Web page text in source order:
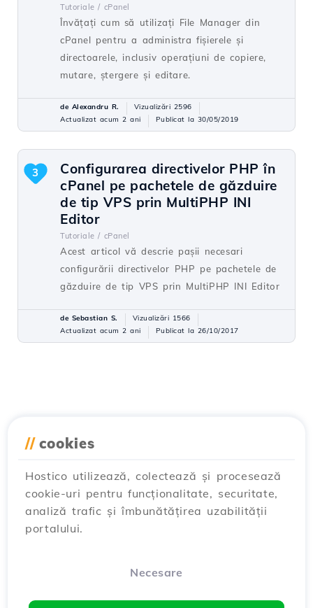
Tutoriale / cPanel
Învățați cum să utilizați File Manager din
cPanel pentru a administra fișierele și
directoarele, inclusiv operațiuni de copiere,
mutare, ștergere și editare.
de Alexandru R.
Vizualizări 2596
Actualizat acum 2 ani
Publicat la 30/05/2019
Configurarea directivelor PHP în
cPanel pe pachetele de găzduire
de tip VPS prin MultiPHP INI
Editor
Tutoriale / cPanel
Acest articol vă descrie pașii necesari
configurării directivelor PHP pe pachetele de
găzduire de tip VPS prin MultiPHP INI Editor
3
de Sebastian S.
Vizualizări 1566
Actualizat acum 2 ani
Publicat la 26/10/2017
// cookies
Hostico utilizează, colectează și procesează
cookie-uri pentru funcționalitate, securitate,
analiză trafic și îmbunătățirea uzabilității
portalului.
Necesare